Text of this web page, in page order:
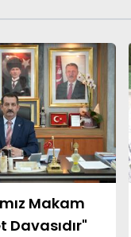
Makam
Davasıdır"